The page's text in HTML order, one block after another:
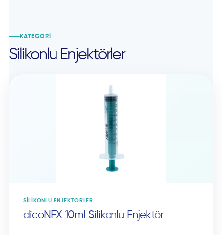
KATEGORI
Silikonlu Enjektörler
SILIKONLU ENJEKTÖRLER
dicoNEX 10ml Silikonlu Enjektör